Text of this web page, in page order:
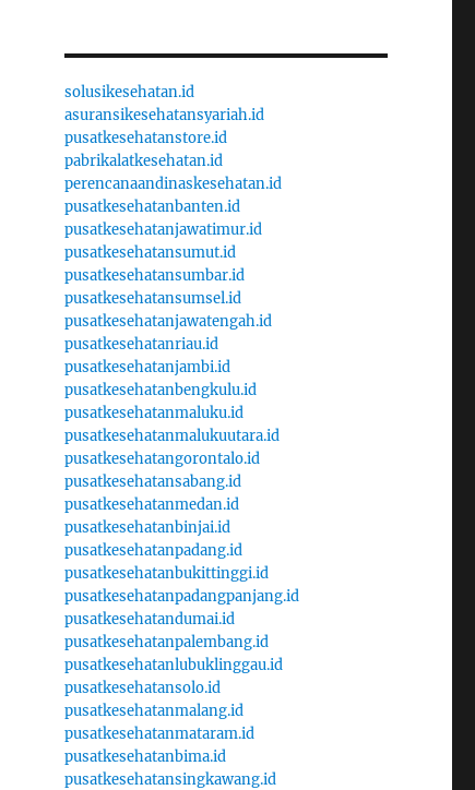
solusikesehatan.id
asuransikesehatansyariah.id
pusatkesehatanstore.id
pabrikalatkesehatan.id
perencanaandinaskesehatan.id
pusatkesehatanbanten.id
pusatkesehatanjawatimur.id
pusatkesehatansumut.id
pusatkesehatansumbar.id
pusatkesehatansumsel.id
pusatkesehatanjawatengah.id
pusatkesehatanriau.id
pusatkesehatanjambi.id
pusatkesehatanbengkulu.id
pusatkesehatanmaluku.id
pusatkesehatanmalukuutara.id
pusatkesehatangorontalo.id
pusatkesehatansabang.id
pusatkesehatanmedan.id
pusatkesehatanbinjai.id
pusatkesehatanpadang.id
pusatkesehatanbukittinggi.id
pusatkesehatanpadangpanjang.id
pusatkesehatandumai.id
pusatkesehatanpalembang.id
pusatkesehatanlubuklinggau.id
pusatkesehatansolo.id
pusatkesehatanmalang.id
pusatkesehatanmataram.id
pusatkesehatanbima.id
pusatkesehatansingkawang.id